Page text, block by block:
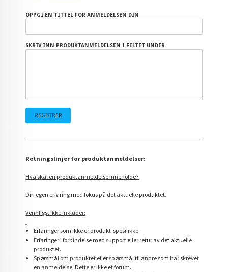
OPPGI EN TITTEL FOR ANMELDELSEN DIN
SKRIV INN PRODUKTANMELDELSEN I FELTET UNDER
Retningslinjer for produktanmeldelser:
Hva skal en produktanmeldelse inneholde?
Din egen erfaring med fokus på det aktuelle produktet.
Vennligst ikke inkluder:
Erfaringer som ikke er produkt-spesifikke.
Erfaringer i forbindelse med support eller retur av det aktuelle
produktet.
Spørsmål om produktet eller spørsmål til andre som har skrevet
en anmeldelse. Dette er ikke et forum.